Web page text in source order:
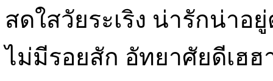
สดใสวัยระเริง น่ารักน่าอ
ไม่มีรอยสัก อัทยาศัยดีเฮ